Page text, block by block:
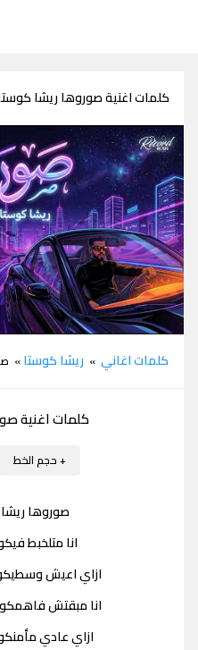
كلمات اغنية صوروها ريشا
كلمات اغاني » ريشا كوستا»
كلمات اغنية
+ حجم الخط
صوروها
انا متلخبط
ازاي اعيش
انا مبقتش
ازاي عادي